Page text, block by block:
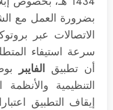
بضرورة العمل مع
الاتصالات عبر
سرعة استيفاء
أن تطبيق الفايبر
التنظيمية